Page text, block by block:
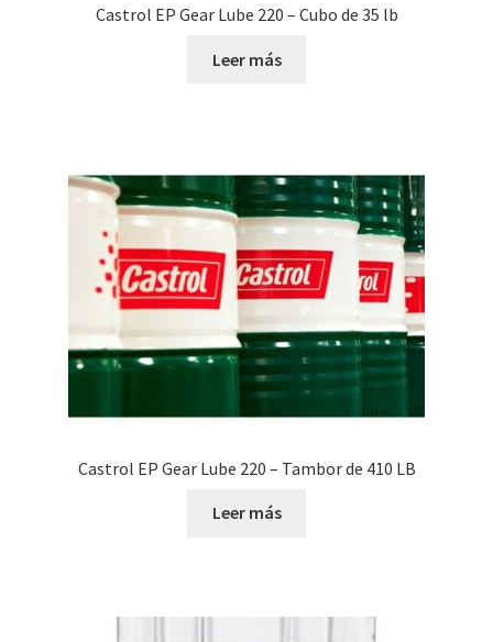
Castrol EP Gear Lube 220 – Cubo de 35 lb
Leer más
Castrol EP Gear Lube 220 – Tambor de 410 LB
Leer más